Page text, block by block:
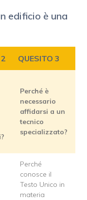
edificio è una
QUESITO 3
Perché è
necessario
affidarsi a un
tecnico
specializzato?
Perché
conosce il
Testo Unico in
materia